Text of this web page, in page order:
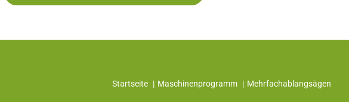
Startseite Maschinenprogramm Mehrfachablangsägen